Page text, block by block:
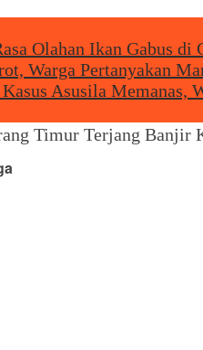
Olahan Ikan Gabus di
Warga Pertanyakan
Asusila Memanas,
Timur Terjang Banjir